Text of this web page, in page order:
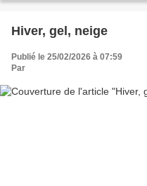
Hiver, gel, neige
Publié le 25/02/2026 à 07:59
Par